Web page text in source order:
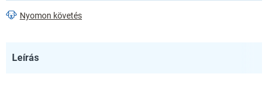
Nyomon követés
Leírás